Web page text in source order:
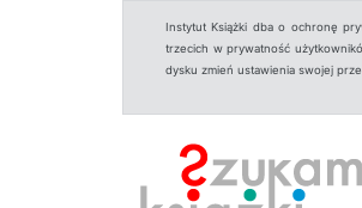
Instytut Książki dba o ochronę
trzecich w prywatność
dysku zmień ustawienia swojej